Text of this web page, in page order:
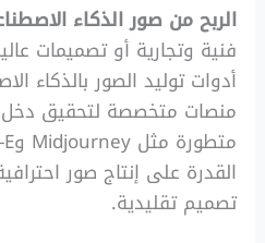
الربح من صور الذكاء
فنية وتجارية أو تصميمات
أدوات توليد الصور بالذكاء
منصات متخصصة لتحقيق
القدرة على إنتاج صور
تصميم تقليدية.